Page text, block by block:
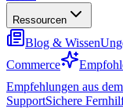
Ressourcen
Blog & Wissen
Commerce
Empfehlungen aus
SupportSichere